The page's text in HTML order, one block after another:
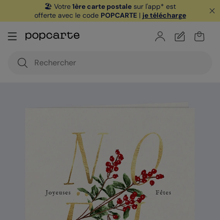
🏖️ Votre1ère carte postale sur l'app* est
offerte avec le code POPCARTE| je télécharge